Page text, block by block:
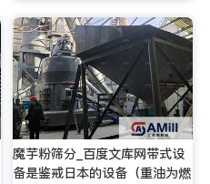
魔芋粉筛分_百度文库网带式设
备是鉴戒日本的设备（重油为燃